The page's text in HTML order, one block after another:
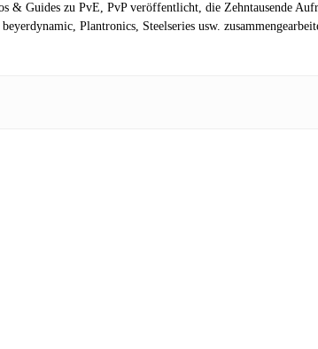
Guides zu PvE, PvP veröffentlicht, die Zehntausende
Plantronics, Steelseries usw.